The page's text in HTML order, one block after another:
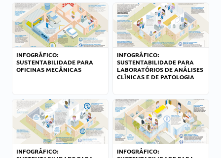
INFOGRÁFICO:
SUSTENTABILIDADE PARA
OFICINAS MECÂNICAS
INFOGRÁFICO:
SUSTENTABILIDADE PARA
LABORATÓRIOS DE ANÁLISES
CLÍNICAS E DE PATOLOGIA
INFOGRÁFICO:
INFOGRÁFICO: